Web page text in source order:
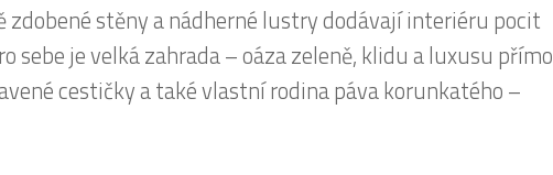
zdobené stěny a nádherné lustry dodávají interiéru pocit
sebe je velká zahrada – oáza zeleně, klidu a luxusu přímo
cestičky a také vlastní rodina páva korunkatého –